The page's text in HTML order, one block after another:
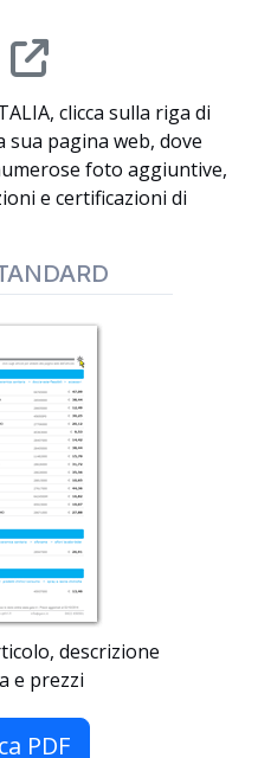
clicca sulla riga di
sua pagina web, dove
foto aggiuntive,
e certificazioni di
descrizione
e prezzi
PDF